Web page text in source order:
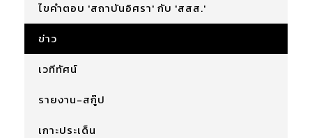
ไขคำตอบ 'สถาบันอิศรา' กับ 'สสส.'
ข่าว
เวทีทัศน์
รายงาน-สกู๊ป
เกาะประเด็น